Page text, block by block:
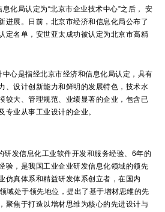
化局认定为“北京市企业技术中心”之后， 安
进展。日前，北京市经济和信息化局公布了
定名单，安世亚太成功被认定为北京市高精
心是指经北京市经济和信息化局认定，具有
、设计创新能力和鲜明的发展特色，技术水
较大、管理规范、业绩显著的企业，包含已
专业从事工业设计的企业。
发信息化工业软件开发和服务经验、6年的
验，是我国工业企业研发信息化领域的领先
仿真体系和精益研发体系创立者，在国内
域处于领先地位，提出了基于增材思维的先
聚焦于打造以增材思维为核心的先进设计与